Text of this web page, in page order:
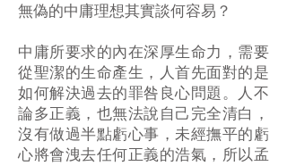
無偽的中庸理想其實談何容易？
中庸所要求的內在深厚生命力，需要
從聖潔的生命產生，人首先面對的是
如何解決過去的罪咎良心問題。人不
論多正義，也無法說自己完全清白，
沒有做過半點虧心事，未經撫平的虧
心將會洩去任何正義的浩氣，所以孟